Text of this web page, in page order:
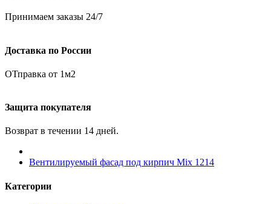
Принимаем заказы 24/7
Доставка по России
ОТправка от 1м2
Защита покупателя
Возврат в течении 14 дней.
Вентилируемый фасад под кирпич Mix 1214
Категории